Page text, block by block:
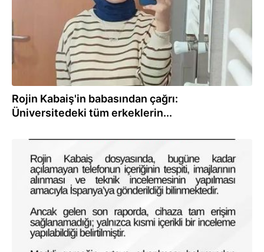
Rojin Kabaiş'in babasından çağrı:
Üniversitedeki tüm erkeklerin...